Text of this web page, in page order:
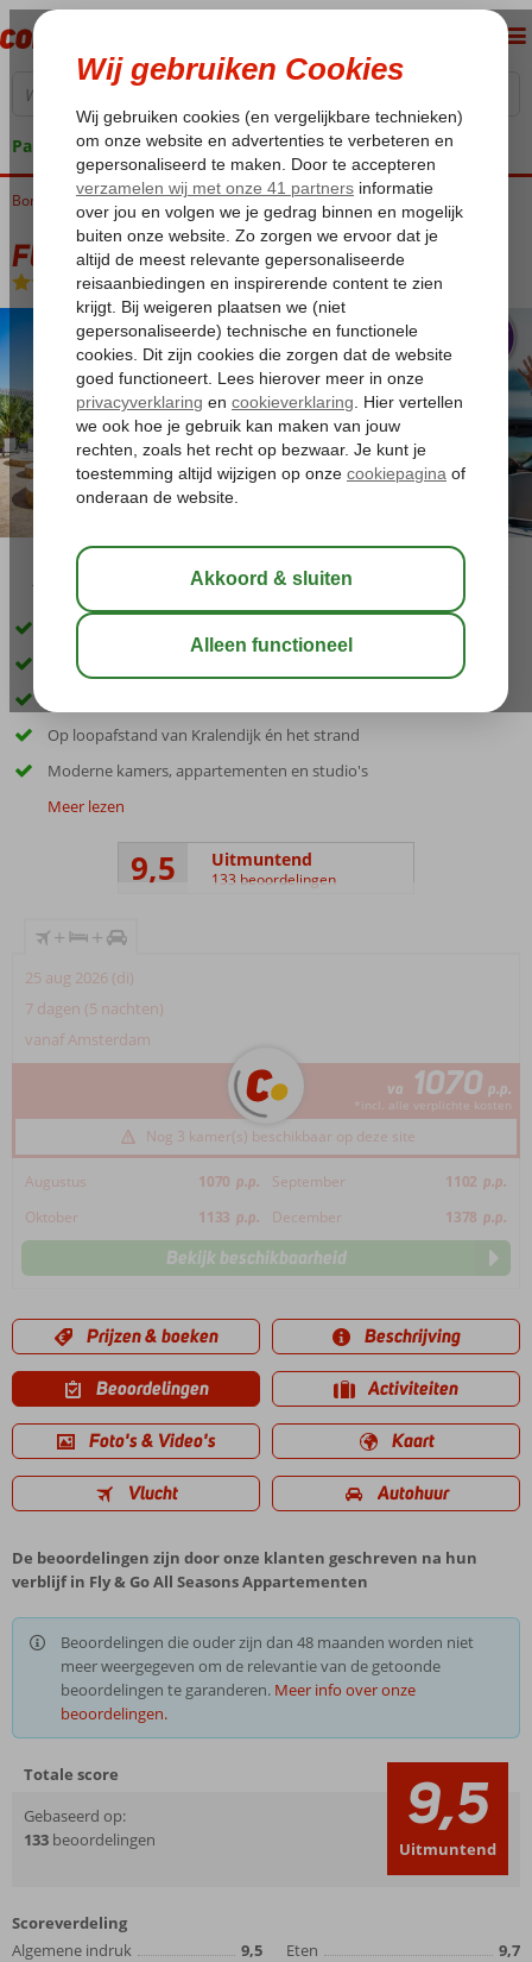
Pakketgarantie
Home
Bonaire Kralendijk Fly & Go All Seasons Appartementen
Fly & Go All Seasons Appartementen
Logies-Appartement
10:00
Inclusief huurauto
Only Adult: minimale leeftijd 13 jaar
Op loopafstand van Kralendijk én het strand
Moderne kamers, appartementen en studio's
Meer lezen
9,5 Uitmuntend
133 beoordelingen
+ +
25 aug 2026 (di)
7 dagen (5 nachten)
vanaf Amsterdam
va 1070 p.p.
*incl. alle verplichte kosten
Nog 3 kamer(s) beschikbaar op deze site
Augustus 1070 p.p. September 1102 p.p.
Oktober
1133 p.p. December 1378 p.p.
Bekijk beschikbaarheid
Prijzen & boeken Beschrijving
Beoordelingen Activiteiten
Foto's & Video's Kaart
Vlucht Autohuur
De beoordelingen zijn door onze klanten geschreven na hun
verblijf in Fly & Go All Seasons Appartementen
Beoordelingen die ouder zijn dan 48 maanden worden niet
meer weergegeven om de relevantie van de getoonde
beoordelingen te garanderen. Meer info over onze
beoordelingen.
Totale score
Gebaseerd op:
133 beoordelingen 9,5
Uitmuntend
Scoreverdeling
Algemene indruk
9,5
Eten
9,7